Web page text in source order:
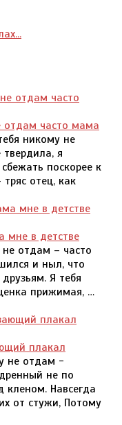
отдам часто мама
никому не
я
поскорее к
отец, как
мне в детстве
отдам – часто
и ныл, что
Я тебя
прижимая, …
плакал
не отдам -
не по
кленом. Навсегда
от стужи, Потому